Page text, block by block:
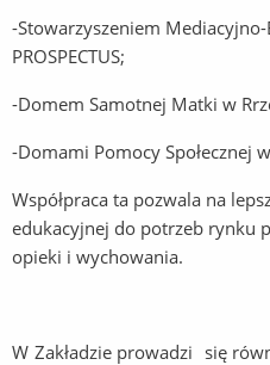
-Stowarzyszeniem
PROSPECTUS;
-Domem Samotnej Matki w
-Domami Pomocy Społecznej
Współpraca ta pozwala na
edukacyjnej do potrzeb rynku
opieki i wychowania.
W Zakładzie prowadzi się